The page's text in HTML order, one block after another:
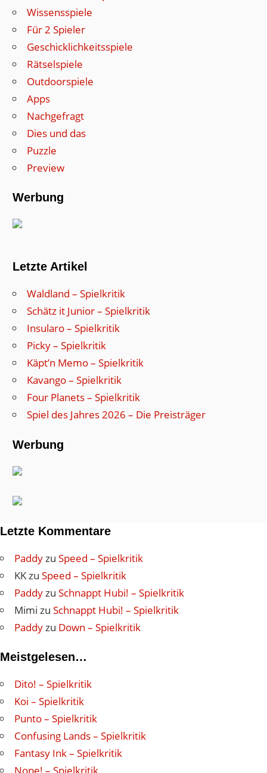
Wissensspiele
Für 2 Spieler
Geschicklichkeitsspiele
Rätselspiele
Outdoorspiele
Apps
Nachgefragt
Dies und das
Puzzle
Preview
Werbung
Letzte Artikel
Waldland – Spielkritik
Schätz it Junior – Spielkritik
Insularo – Spielkritik
Picky – Spielkritik
Käpt’n Memo – Spielkritik
Kavango – Spielkritik
Four Planets – Spielkritik
Spiel des Jahres 2026 – Die Preisträger
Werbung
Letzte Kommentare
Paddyzu Speed – Spielkritik
KKzu Speed – Spielkritik
Paddyzu Schnappt Hubi! – Spielkritik
Mimi zu Schnappt Hubi! – Spielkritik
Paddyzu Down – Spielkritik
Meistgelesen…
Dito! – Spielkritik
Koi – Spielkritik
Punto – Spielkritik
Confusing Lands – Spielkritik
Fantasy Ink – Spielkritik